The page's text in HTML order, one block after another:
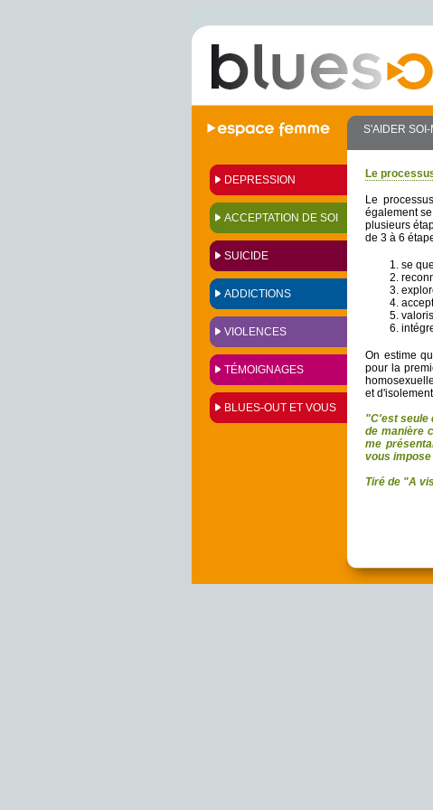
S'AIDER
DEPRESSION
ACCEPTATION DE SOI
SUICIDE
ADDICTIONS
VIOLENCES
TÉMOIGNAGES
BLUES-OUT ET VOUS
Le
Le
également
plusieurs
de 3 à 6
se
On estime
pour la
et
"C'est seule
de manière
me
vous
Tiré de "A